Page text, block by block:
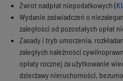
Zwrot nadpłat niepodatkowych (
Wydanie zaświadczeń o
zaległości od pozostałych opłat
Zasady i tryb umorzenia,
zaległych należności
opłaty rocznej za użytkowanie
dzierżawy nieruchomości,